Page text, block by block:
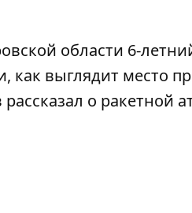
области 6-
как выглядит место
рассказал о ракетной